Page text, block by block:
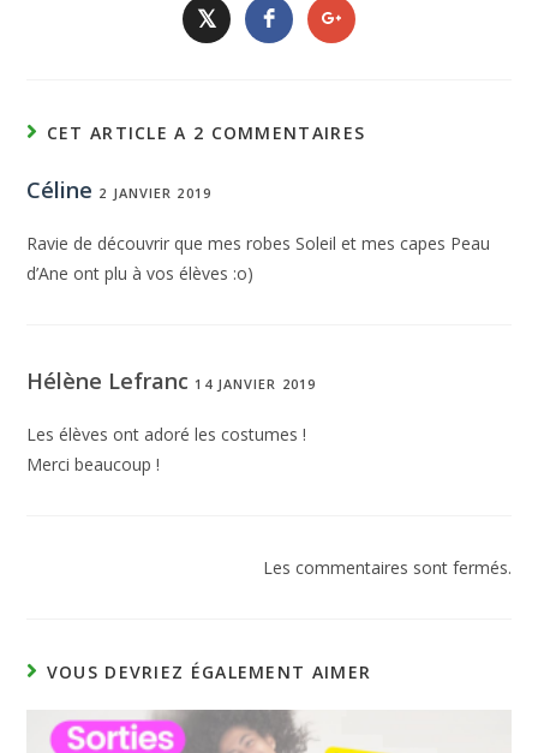
𝕏
CET ARTICLE A 2 COMMENTAIRES
Céline 2 JANVIER 2019
Ravie de découvrir que mes robes Soleil et mes capes Peau
d’Ane ont plu à vos élèves :o)
Hélène Lefranc 14 JANVIER 2019
Les élèves ont adoré les costumes !
Merci beaucoup !
Les commentaires sont fermés.
VOUS DEVRIEZ ÉGALEMENT AIMER